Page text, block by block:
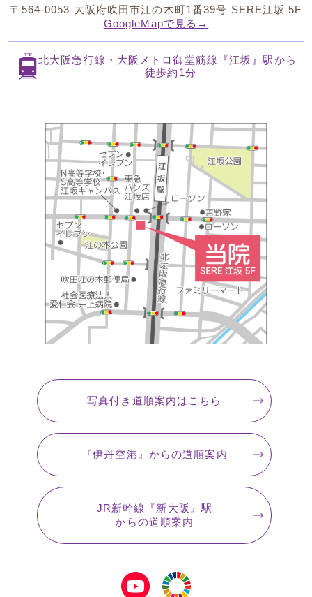
〒564-0053 大阪府吹田市江の木町1番39号 SERE江坂 5F
GoogleMapで見る→
北大阪急行線・大阪メトロ御堂筋線
『江坂』駅から
徒歩約1分
写真付き道順案内はこちら
『伊丹空港』 からの道順案内
JR新幹線『新大阪』駅
からの道順案内